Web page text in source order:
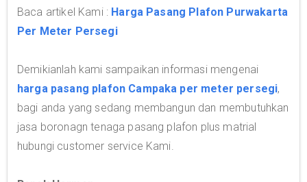
Baca artikel Kami : Harga Pasang Plafon Purwakarta
Per Meter Persegi
Demikianlah kami sampaikan informasi mengenai
harga pasang plafon Campaka per meter persegi,
bagi anda yang sedang membangun dan membutuhkan
jasa boronagn tenaga pasang plafon plus matrial
hubungi customer service Kami.